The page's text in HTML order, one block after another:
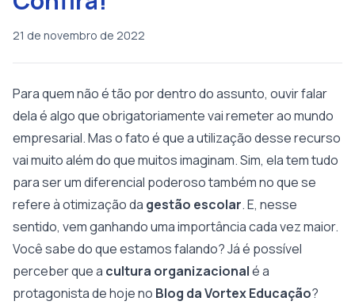
21 de novembro de 2022
Para quem não é tão por dentro do assunto, ouvir falar
dela é algo que obrigatoriamente vai remeter ao mundo
empresarial. Mas o fato é que a utilização desse recurso
vai muito além do que muitos imaginam. Sim, ela tem tudo
para ser um diferencial poderoso também no que se
refere à otimização da gestão escolar. E, nesse
sentido, vem ganhando uma importância cada vez maior.
Você sabe do que estamos falando? Já é possível
perceber que a cultura organizacionalé a
protagonista de hoje no Blog da Vortex Educação?